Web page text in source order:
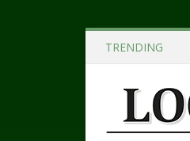
TRENDING